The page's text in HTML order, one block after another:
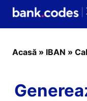
Acasă » IBAN »